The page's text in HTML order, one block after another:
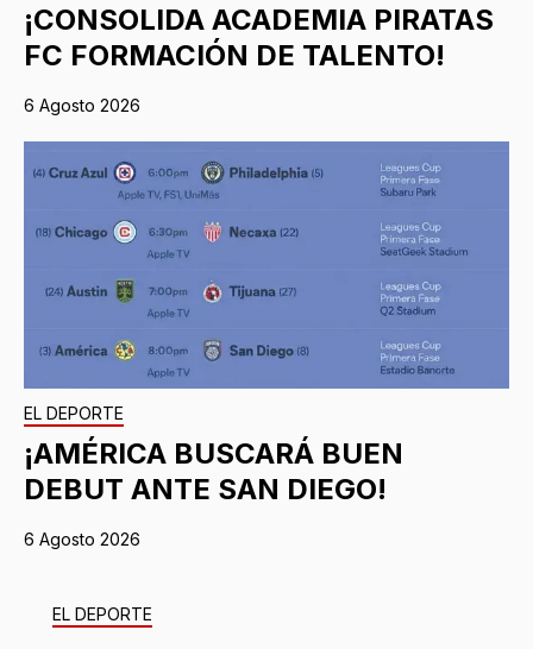
¡CONSOLIDA ACADEMIA PIRATAS
FC FORMACIÓN DE TALENTO!
6 Agosto 2026
EL DEPORTE
¡AMÉRICA BUSCARÁ BUEN
DEBUT ANTE SAN DIEGO!
6 Agosto 2026
EL DEPORTE